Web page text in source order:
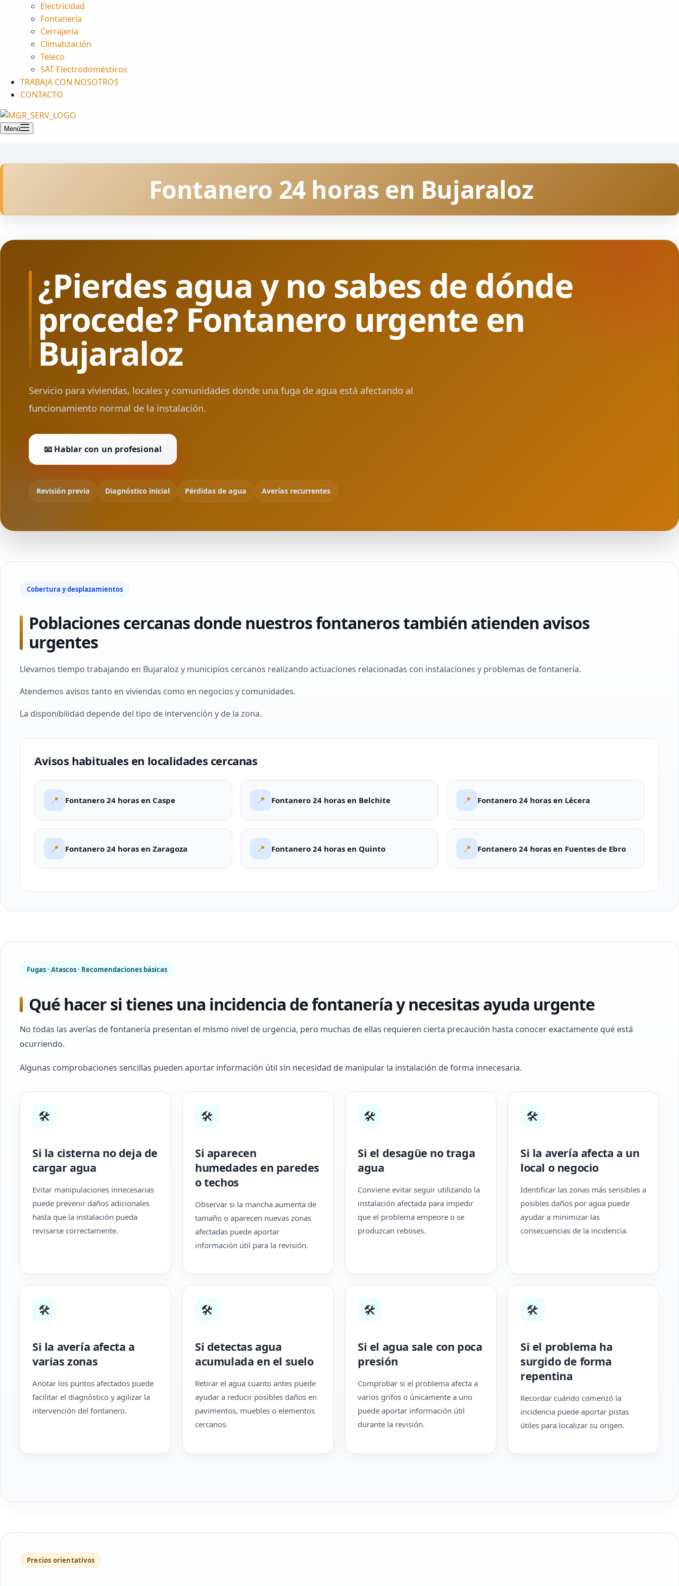
Electricidad
Fontanería
Cerrajería
Climatización
Teleco
SAT Electrodomésticos
TRABAJA CON NOSOTROS
CONTACTO
Menú
Fontanero 24 horas en Bujaraloz
¿Pierdes agua y no sabes de dónde
procede? Fontanero urgente en
Bujaraloz
Servicio para viviendas, locales y comunidades donde una fuga de agua está afectando al
funcionamiento normal de la instalación.
📧 Hablar con un profesional
Revisión previa Diagnóstico inicial Pérdidas de agua Averías recurrentes
Cobertura y desplazamientos
Poblaciones cercanas donde nuestros fontaneros también atienden avisos
urgentes
Llevamos tiempo trabajando en Bujaraloz y municipios cercanos realizando actuaciones relacionadas con instalaciones y problemas de fontanería.
Atendemos avisos tanto en viviendas como en negocios y comunidades.
La disponibilidad depende del tipo de intervención y de la zona.
Avisos habituales en localidades cercanas
📍 Fontanero 24 horas en Caspe 📍 Fontanero 24 horas en Belchite 📍 Fontanero 24 horas en Lécera
📍 Fontanero 24 horas en Zaragoza 📍 Fontanero 24 horas en Quinto 📍 Fontanero 24 horas en Fuentes de Ebro
Fugas · Atascos · Recomendaciones básicas
Qué hacer si tienes una incidencia de fontanería y necesitas ayuda urgente
No todas las averías de fontanería presentan el mismo nivel de urgencia, pero muchas de ellas requieren cierta precaución hasta conocer exactamente qué está
ocurriendo.
Algunas comprobaciones sencillas pueden aportar información útil sin necesidad de manipular la instalación de forma innecesaria.
🛠
Si la cisterna no deja de
cargar agua
Evitar manipulaciones innecesarias
puede prevenir daños adicionales
hasta que la instalación pueda
revisarse correctamente.
🛠
Si aparecen
humedades en paredes
o techos
Observar si la mancha aumenta de
tamaño o aparecen nuevas zonas
afectadas puede aportar
información útil para la revisión.
🛠
Si el desagüe no traga
agua
Conviene evitar seguir utilizando la
instalación afectada para impedir
que el problema empeore o se
produzcan reboses.
🛠
Si la avería afecta a un
local o negocio
Identificar las zonas más sensibles a
posibles daños por agua puede
ayudar a minimizar las
consecuencias de la incidencia.
🛠
Si la avería afecta a
varias zonas
Anotar los puntos afectados puede
facilitar el diagnóstico y agilizar la
intervención del fontanero.
🛠
Si detectas agua
acumulada en el suelo
Retirar el agua cuanto antes puede
ayudar a reducir posibles daños en
pavimentos, muebles o elementos
cercanos.
🛠
Si el agua sale con poca
presión
Comprobar si el problema afecta a
varios grifos o únicamente a uno
puede aportar información útil
durante la revisión.
🛠
Si el problema ha
surgido de forma
repentina
Recordar cuándo comenzó la
incidencia puede aportar pistas
útiles para localizar su origen.
Precios orientativos